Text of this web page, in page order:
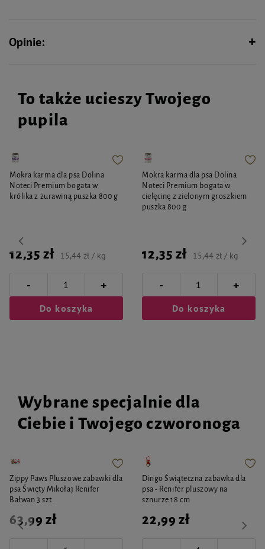
Opinie:
To także ucieszy Twojego
pupila
Mokra karma dla psa Dolina
Noteci Premium bogata w
królika z żurawiną puszka 800 g
12,35 zł 15,44 zł / kg
- +
Do koszyka
Mokra karma dla psa Dolina
Noteci Premium bogata w
cielęcinę z zielonym groszkiem
puszka 800 g
12,35 zł 15,44 zł / kg
- +
Do koszyka
Wybrane specjalnie dla
Ciebie i Twojego czworonoga
Zippy Paws Pluszowe zabawki dla
psa Święty Mikołaj Renifer
Bałwan 3 szt.
63,99 zł
Dingo Świąteczna zabawka dla
psa - Renifer pluszowy na
sznurze 18 cm
22,99 zł